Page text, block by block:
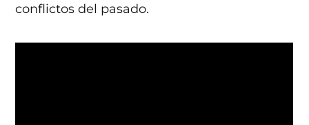
conflictos del pasado.